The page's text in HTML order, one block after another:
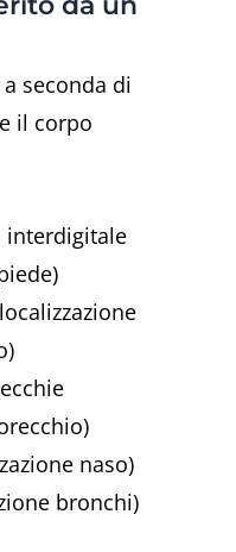
seconda di
il corpo
interdigitale
naso)
bronchi)